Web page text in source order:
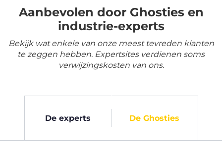
Aanbevolen door Ghosties en
industrie-experts
Bekijk wat enkele van onze meest tevreden klanten
te zeggen hebben. Expertsites verdienen soms
verwijzingskosten van ons.
De experts De Ghosties